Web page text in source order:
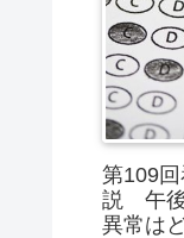
第109
説 午後
異常は